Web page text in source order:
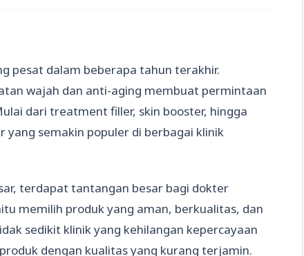
pesat dalam beberapa tahun terakhir.
wajah dan anti-aging membuat permintaan
dari treatment filler, skin booster, hingga
semakin populer di berbagai klinik
terdapat tantangan besar bagi dokter
memilih produk yang aman, berkualitas, dan
sedikit klinik yang kehilangan kepercayaan
dengan kualitas yang kurang terjamin.